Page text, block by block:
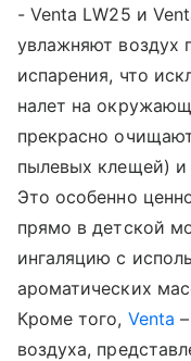
-Venta LW25 и
увлажняют воздух
испарения, что
налет на
прекрасно
пылевых клещей)
Это особенно
прямо в детской
ингаляцию с
ароматических
Кроме того, Venta
воздуха,